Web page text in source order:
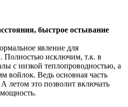
быстрое остывание
явление для
Полностью исключим, т.к. в
с низкой теплопроводностью, а
войлок. Ведь основная часть
летом это позволит включать